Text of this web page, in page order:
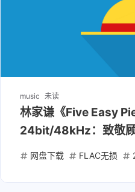
music 未读
林家谦《Five Easy
24bit/48kHz：致敬顾
Tidal源直出
网盘下载 FLAC无损